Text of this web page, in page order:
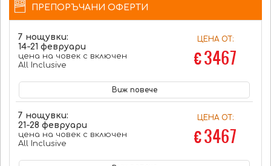
ПРЕПОРЪЧАНИ ОФЕРТИ
7 нощувки:
14-21 февруари
цена на човек с включен
All Inclusive
ЦЕНА ОТ:
€ 3467
Виж повече
7 нощувки:
21-28 февруари
цена на човек с включен
All Inclusive
ЦЕНА ОТ:
€ 3467